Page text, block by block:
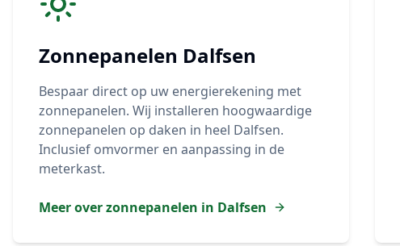
Zonnepanelen Dalfsen
Bespaar direct op uw energierekening met
zonnepanelen. Wij installeren hoogwaardige
zonnepanelen op daken in heel Dalfsen.
Inclusief omvormer en aanpassing in de
meterkast.
Meer over zonnepanelen in Dalfsen